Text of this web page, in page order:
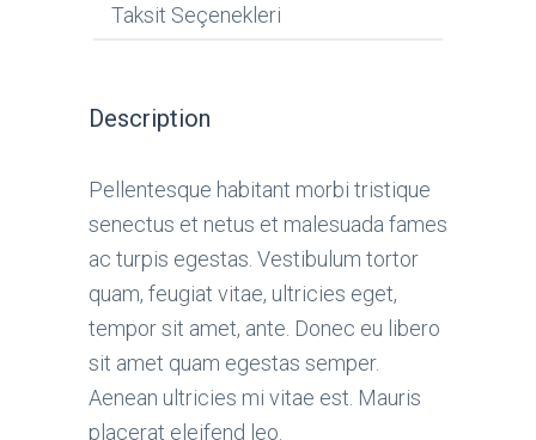
Taksit Seçenekleri
Description
Pellentesque habitant morbi tristique
senectus et netus et malesuada fames
ac turpis egestas. Vestibulum tortor
quam, feugiat vitae, ultricies eget,
tempor sit amet, ante. Donec eu libero
sit amet quam egestas semper.
Aenean ultricies mi vitae est. Mauris
placerat eleifend leo.